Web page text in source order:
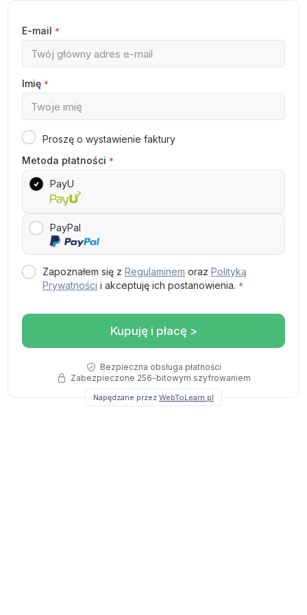
E-mail *
Imię *
Proszę o wystawienie faktury
Metoda płatności *
PayU
PayPal
Zapoznałem się z Regulaminem oraz Polityką
Prywatności i akceptuję ich postanowienia. *
Kupuję i płacę >
Bezpieczna obsługa płatności
Zabezpieczone 256-bitowym szyfrowaniem
Napędzane przez WebToLearn.pl